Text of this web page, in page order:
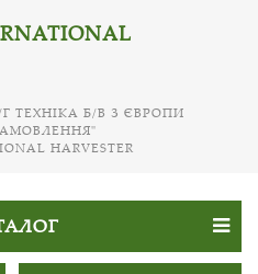
ТЕХНІКА Б/В З ЄВРОПИ
HARVESTER